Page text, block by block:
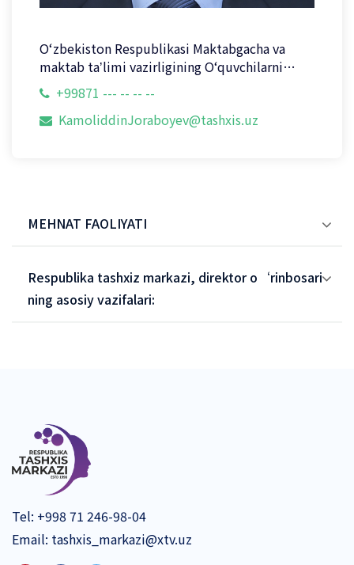
Oʻzbekiston Respublikasi Maktabgacha va
maktab taʼlimi vazirligining Oʻquvchilarni
kasb-hunarga yoʻnaltirish va psixologik-
pedagogik respublika tashxis markazi
direktorining birinchi o‘rinbosari
+99871 --- -- -- --
KamoliddinJoraboyev@tashxis.uz
MEHNAT FAOLIYATI
Respublika tashxiz markazi, direktor o‘rinbosari
ning asosiy vazifalari:
Tel: +998 71 246-98-04
Email: tashxis_markazi@xtv.uz